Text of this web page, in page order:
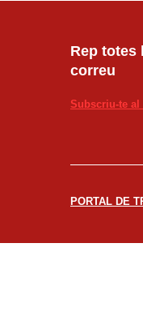
Rep totes
correu
Subscriu-te
PORTAL DE